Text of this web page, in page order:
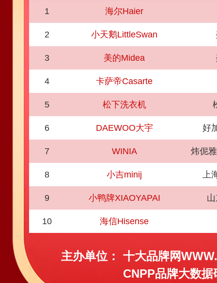
1 海尔Haier
2 小天鹅LittleSwan
3 美的Midea
4 卡萨帝Casarte
5 松下洗衣机
6 DAEWOO大宇 好
7 WINIA 炜伲
8 小吉minij 上
9 小鸭牌XIAOYAPAI
10 海信Hisense
主办单位：
十大品牌网
CNPP品牌大数据